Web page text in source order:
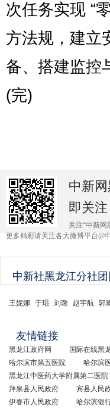
次任务实现 “
方法规，建立
备、搭建监控
(完)
中新
即关注
关注“中新网
更多精彩请关注各大微博平台@
中新社黑龙江分社团
王妮娜 于琨 刘璐 赵宇航 郭
友情链接
黑龙江政府网 国际在线黑
哈尔滨市第五医院
哈尔滨
黑龙江中医药大学附属第二医院
拜泉县人民政府
宾县人民
伊春市人民政府
哈尔滨银